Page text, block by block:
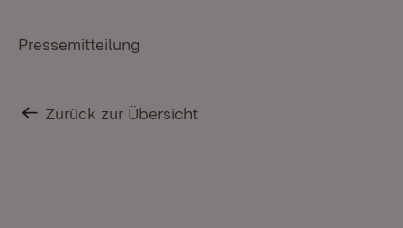
Pressemitteilung
Zurück zur Übersicht